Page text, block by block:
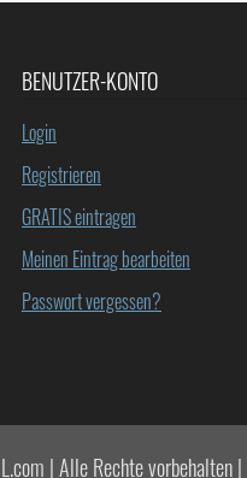
BENUTZER-KONTO
Login
Registrieren
GRATIS eintragen
Meinen Eintrag bearbeiten
Passwort vergessen?
| Alle Rechte